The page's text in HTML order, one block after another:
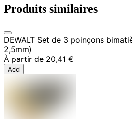
Produits similaires
DEWALT Set de 3 poinçons
2,5mm)
À partir de 20,41 €
Add